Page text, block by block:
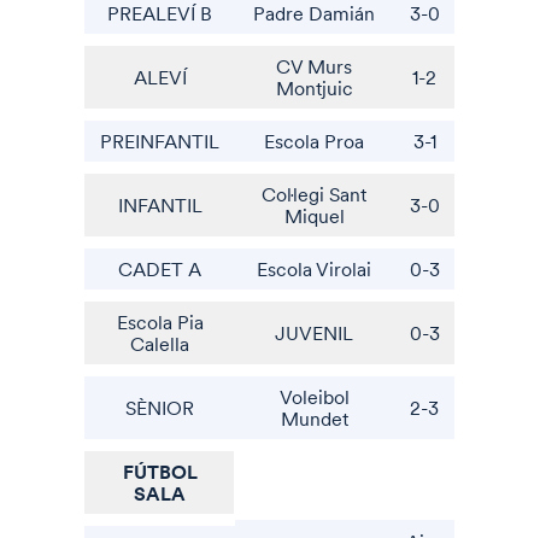
PREALEVÍ B Padre Damián 3-0
ALEVÍ
CV Murs
Montjuic
1-2
PREINFANTIL Escola Proa 3-1
INFANTIL
Col·legi Sant
Miquel
3-0
CADET A Escola Virolai 0-3
Escola Pia
Calella
JUVENIL 0-3
SÈNIOR
Voleibol
Mundet
2-3
FÚTBOL
SALA